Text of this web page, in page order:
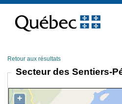
contenu
Retour aux résultats
Secteur des Sentiers-
+